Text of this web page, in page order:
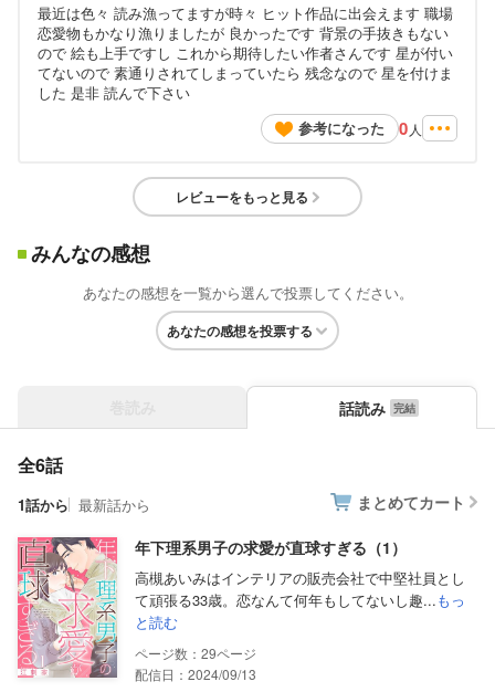
最近は色々 読み漁ってますが時々 ヒット作品に出会えます 職場
恋愛物もかなり漁りましたが 良かったです 背景の手抜きもない
ので 絵も上手ですし これから期待したい作者さんです 星が付い
てないので 素通りされてしまっていたら 残念なので 星を付けま
した 是非 読んで下さい
参考になった
0 人
レビューをもっと見る
みんなの感想
あなたの感想を一覧から選んで投票してください。
あなたの感想を投票する
話読み
全6話
1話から 最新話から まとめてカート
年下理系男子の求愛が直球すぎる（1）
高槻あいみはインテリアの販売会社で中堅社員とし
て頑張る33歳。恋なんて何年もしてないし趣...もっ
と読む
29
配信日：2024/09/13